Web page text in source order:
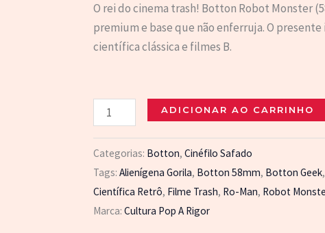
O rei do cinema trash! Botton Robot Monster
premium e base que não enferruja. O
científica clássica e filmes B.
Botton
Robot
Monster
–
Clássico
ADICIONAR AO CARRINHO
Categorias: Botton, Cinéfilo Safado
Tags: Alienígena Gorila, Botton 58mm, Botton Geek,
Científica Retrô, Filme Trash, Ro-Man, Robot
Marca: Cultura Pop A Rigor